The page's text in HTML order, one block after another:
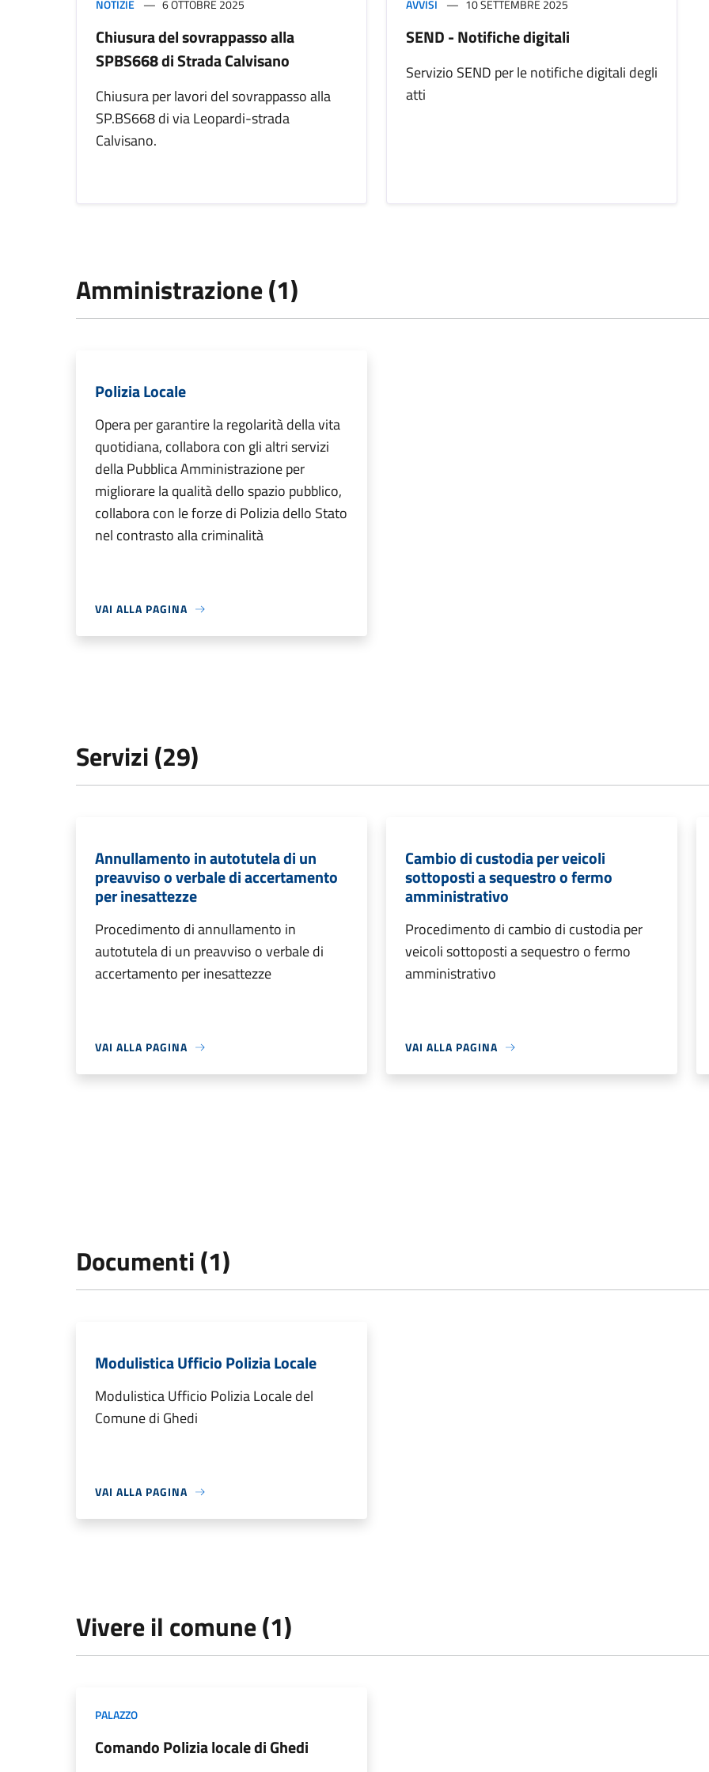
NOTIZIE 6 OTTOBRE 2025
Chiusura del sovrappasso alla
SPBS668 di Strada Calvisano
Chiusura per lavori del sovrappasso alla
SP.BS668 di via Leopardi-strada
Calvisano.
AVVISI 10 SETTEMBRE 2025
SEND - Notifiche digitali
Servizio SEND per le notifiche digitali degli
atti
Amministrazione (1)
Polizia Locale
Opera per garantire la regolarità della vita
quotidiana, collabora con gli altri servizi
della Pubblica Amministrazione per
migliorare la qualità dello spazio pubblico,
collabora con le forze di Polizia dello Stato
nel contrasto alla criminalità
VAI ALLA PAGINA
Servizi (29)
Annullamento in autotutela di un
preavviso o verbale di accertamento
per inesattezze
Procedimento di annullamento in
autotutela di un preavviso o verbale di
accertamento per inesattezze
VAI ALLA PAGINA
Cambio di custodia per veicoli
sottoposti a sequestro o fermo
amministrativo
Procedimento di cambio di custodia per
veicoli sottoposti a sequestro o fermo
amministrativo
VAI ALLA PAGINA
Documenti (1)
Modulistica Ufficio Polizia Locale
Modulistica Ufficio Polizia Locale del
Comune di Ghedi
VAI ALLA PAGINA
Vivere il comune (1)
PALAZZO
Comando Polizia locale di Ghedi